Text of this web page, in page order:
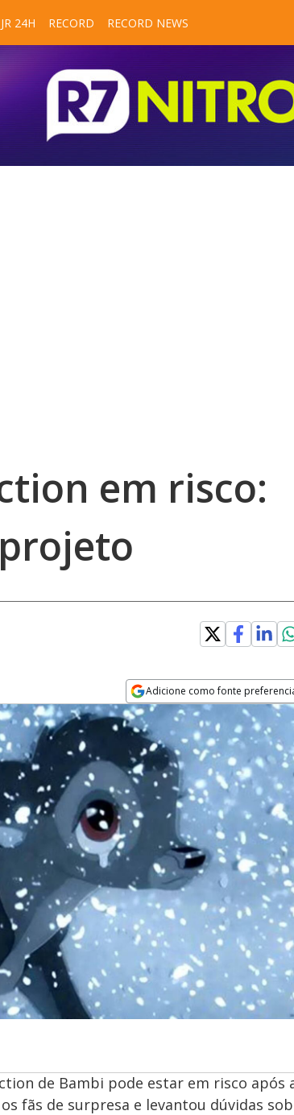
JR 24H RECORD RECORD NEWS
em risco:
Adicione como fonte
Opens in new window
de Bambi pode estar em risco após
fãs de surpresa e levantou dúvidas